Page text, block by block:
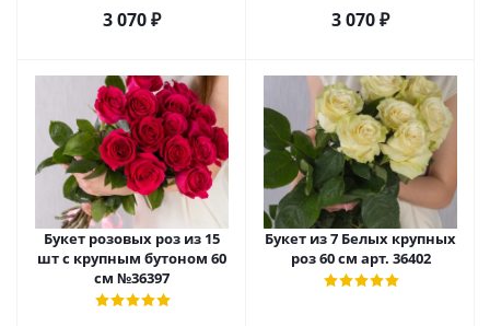
3 070₽ 3 070₽
Букет розовых роз из 15
шт с крупным бутоном 60
см №36397
Букет из 7 Белых крупных
роз 60 см арт. 36402